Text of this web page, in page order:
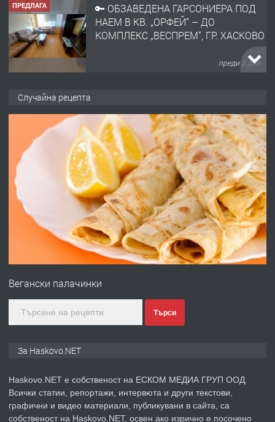
ПРЕДЛАГА
🔑 ОБЗАВЕДЕНА ГАРСОНИЕРА ПОД
НАЕМ В КВ. „ОРФЕЙ“ – ДО
КОМПЛЕКС „ВЕСПРЕМ“, ГР. ХАСКОВО
преди 2 дни
АПАРТАМЕНТ В ЦЕНТЪРА НА ГР.
ХАСКОВО
преди 3 дни
ПРЕДЛАГА Давам гараж под наем
преди 3 дни
№4120 Магазин/Офис под наем в кв.
градската градина!
преди 4 дни
ПРЕДЛАГА
Случайна рецепта
Вегански палачинки
Търси
За Haskovo.NET
Haskovo.NET е собственост на ЕСКОМ МЕДИА ГРУП ООД.
Всички статии, репортажи, интервюта и други текстови,
графични и видео материали, публикувани в сайта, са
собственост на Haskovo.NET, освен ако изрично е посочено